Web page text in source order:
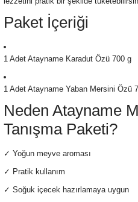
Paket İçeriği
1 Adet Atayname Karadut Özü 700 g
1 Adet Atayname Yaban Mersini Özü
Neden Atayname
Tanışma Paketi?
✓ Yoğun meyve aroması
✓ Pratik kullanım
✓ Soğuk içecek hazırlamaya uygun